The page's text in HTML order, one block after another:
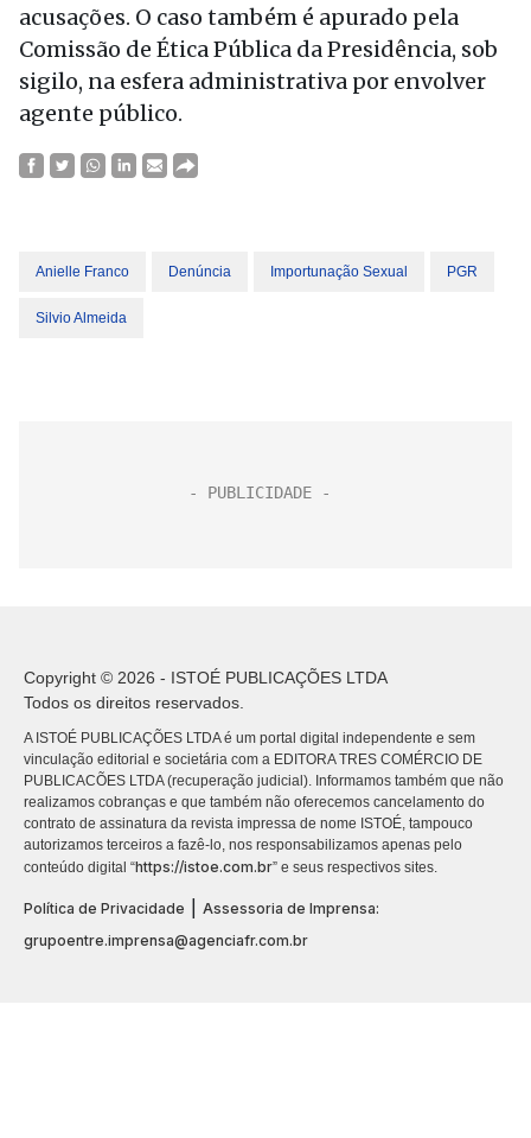
acusações. O caso também é apurado pela
Comissão de Ética Pública da Presidência, sob
sigilo, na esfera administrativa por envolver
agente público.
Anielle Franco Denúncia Importunação Sexual PGR
Silvio Almeida
Copyright © 2026 - ISTOÉ PUBLICAÇÕES LTDA
Todos os direitos reservados.
A ISTOÉ PUBLICAÇÕES LTDA é um portal digital independente e sem
vinculação editorial e societária com a EDITORA TRES COMÉRCIO DE
PUBLICACÕES LTDA (recuperação judicial). Informamos também que não
realizamos cobranças e que também não oferecemos cancelamento do
contrato de assinatura da revista impressa de nome ISTOÉ, tampouco
autorizamos terceiros a fazê-lo, nos responsabilizamos apenas pelo
conteúdo digital “https://istoe.com.br” e seus respectivos sites.
Política de Privacidade
Assessoria de Imprensa:
grupoentre.imprensa@agenciafr.com.br